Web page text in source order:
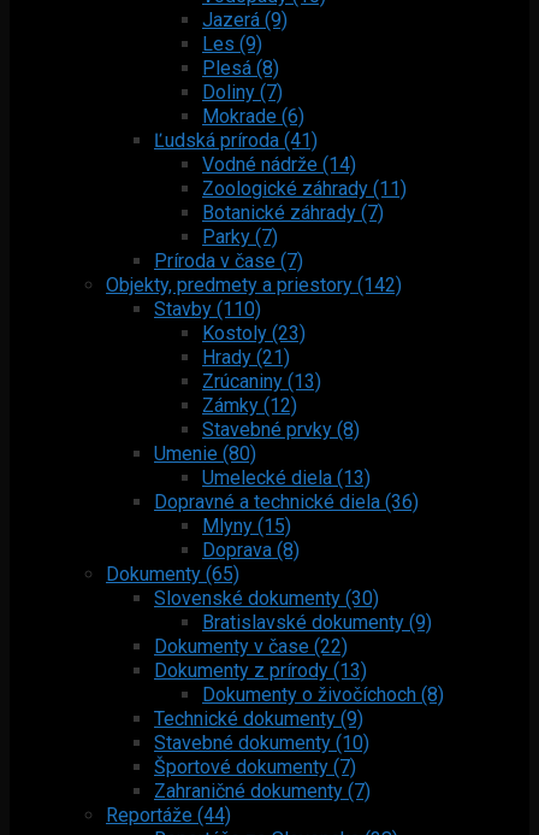
Jazerá (9)
Les (9)
Plesá (8)
Doliny (7)
Mokrade (6)
Ľudská príroda (41)
Vodné nádrže (14)
Zoologické záhrady (11)
Botanické záhrady (7)
Parky (7)
Príroda v čase (7)
Objekty, predmety a priestory (142)
Stavby (110)
Kostoly (23)
Hrady (21)
Zrúcaniny (13)
Zámky (12)
Stavebné prvky (8)
Umenie (80)
Umelecké diela (13)
Dopravné a technické diela (36)
Mlyny (15)
Doprava (8)
Dokumenty (65)
Slovenské dokumenty (30)
Bratislavské dokumenty (9)
Dokumenty v čase (22)
Dokumenty z prírody (13)
Dokumenty o živočíchoch (8)
Technické dokumenty (9)
Stavebné dokumenty (10)
Športové dokumenty (7)
Zahraničné dokumenty (7)
Reportáže (44)